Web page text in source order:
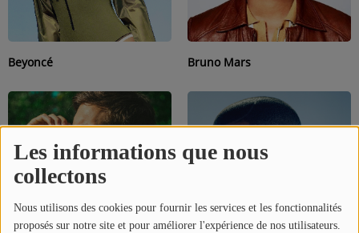
Les informations que nous
collectons
Nous utilisons des cookies pour fournir les services et les fonctionnalités
proposés sur notre site et pour améliorer l'expérience de nos utilisateurs.
Podcasts
Vidéos
PARTICIPEZ
Jeux Concours
CONTACT
Beyoncé Bruno Mars